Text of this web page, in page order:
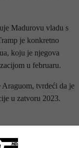
Madurovu vladu s
je konkretno
koju je njegova
u februaru.
tvrdeći da je
u zatvoru 2023.
Amerikanaca od
opravdati vojnu